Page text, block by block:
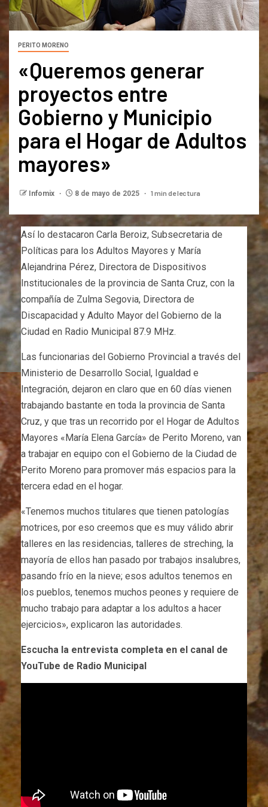
PERITO MORENO
«Queremos generar
proyectos entre
Gobierno y Municipio
para el Hogar de Adultos
mayores»
Infomix 8 de mayo de 2025 1 min de lectura
Así lo destacaron Carla Beroiz, Subsecretaria de
Políticas para los Adultos Mayores y María
Alejandrina Pérez, Directora de Dispositivos
Institucionales de la provincia de Santa Cruz, con la
compañía de Zulma Segovia, Directora de
Discapacidad y Adulto Mayor del Gobierno de la
Ciudad en Radio Municipal 87.9 MHz.
Las funcionarias del Gobierno Provincial a través del
Ministerio de Desarrollo Social, Igualdad e
Integración, dejaron en claro que en 60 días vienen
trabajando bastante en toda la provincia de Santa
Cruz, y que tras un recorrido por el Hogar de Adultos
Mayores «María Elena García» de Perito Moreno, van
a trabajar en equipo con el Gobierno de la Ciudad de
Perito Moreno para promover más espacios para la
tercera edad en el hogar.
«Tenemos muchos titulares que tienen patologías
motrices, por eso creemos que es muy válido abrir
talleres en las residencias, talleres de streching, la
mayoría de ellos han pasado por trabajos insalubres,
pasando frío en la nieve; esos adultos tenemos en
los pueblos, tenemos muchos peones y requiere de
mucho trabajo para adaptar a los adultos a hacer
ejercicios», explicaron las autoridades.
Escucha la entrevista completa en el canal de
YouTube de Radio Municipal